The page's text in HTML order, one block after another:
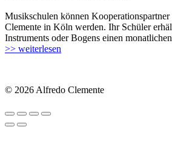
Musikschulen können
Clemente in Köln werden. Ihr Schüler
Instruments oder Bogens einen
>> weiterlesen
© 2026 Alfredo Clemente